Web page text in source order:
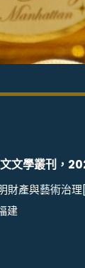
文學叢刊，
財產與藝術治
建